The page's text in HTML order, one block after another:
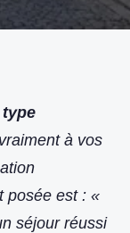
à
à vos
posée est : «
séjour réussi